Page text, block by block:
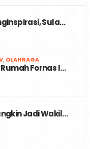
Sula…
, OLAHRAGA
Fornas I…
Jadi Wakil…